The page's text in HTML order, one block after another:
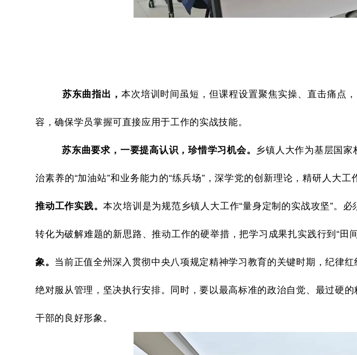
苏东曲指出， 本次培训时间虽短，但课程设置聚焦实操、直击痛点
容，确保学员掌握可直接应用于工作的实战技能。
苏东曲要求， 一要提高认识，珍惜学习机会。 乡镇人大作为基层国
治素养的“加油站”和业务能力的“练兵场”，深学党的创新理论，精研人大
推动工作实践。本次培训是为规范乡镇人大工作“量身定制的实战攻坚”。
转化为破解难题的新思路、推动工作的硬举措，把学习成果扎实践行到“田
象。 当前正值全州深入贯彻中央八项规定精神学习教育的关键时期，纪律
绝对服从管理，坚决执行安排。同时，要以最高标准的政治自觉、最过硬
干部的良好形象。